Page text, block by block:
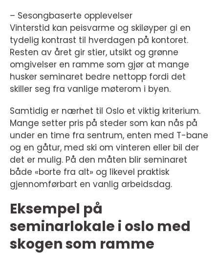
– Sesongbaserte opplevelser
Vinterstid kan peisvarme og skiløyper gi en
tydelig kontrast til hverdagen på kontoret.
Resten av året gir stier, utsikt og grønne
omgivelser en ramme som gjør at mange
husker seminaret bedre nettopp fordi det
skiller seg fra vanlige møterom i byen.
Samtidig er nærhet til Oslo et viktig kriterium.
Mange setter pris på steder som kan nås på
under en time fra sentrum, enten med T-bane
og en gåtur, med ski om vinteren eller bil der
det er mulig. På den måten blir seminaret
både «borte fra alt» og likevel praktisk
gjennomførbart en vanlig arbeidsdag.
Eksempel på
seminarlokale i oslo med
skogen som ramme